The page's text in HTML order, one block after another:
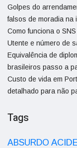
Golpes do
falsos de moradia na
Como funciona o
Utente e número de
Equivalência de
brasileiros passo a
Custo de vida em
detalhado para não
Tags
ABSURDO